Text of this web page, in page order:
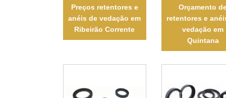
Preços retentores e
anéis de vedação em
Ribeirão Corrente
Orçamento
retentores e
vedação em
Quintana